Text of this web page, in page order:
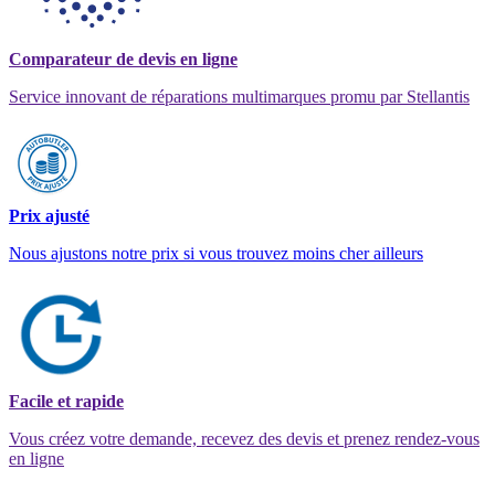
Comparateur de devis en ligne
Service innovant de réparations multimarques promu par Stellantis
Prix ajusté
Nous ajustons notre prix si vous trouvez moins cher ailleurs
Facile et rapide
Vous créez votre demande, recevez des devis et prenez rendez-vous
en ligne